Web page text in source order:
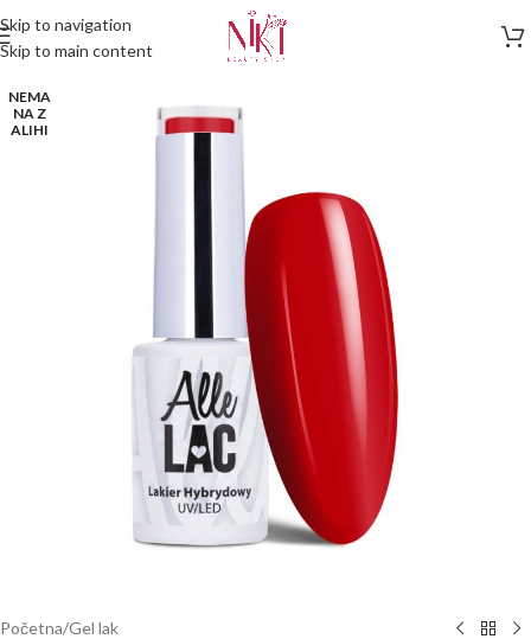
Skip to navigation
Skip to main content
NEMA
NA Z
ALIHI
Početna/Gel lak